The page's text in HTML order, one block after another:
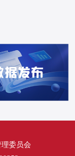
委员会